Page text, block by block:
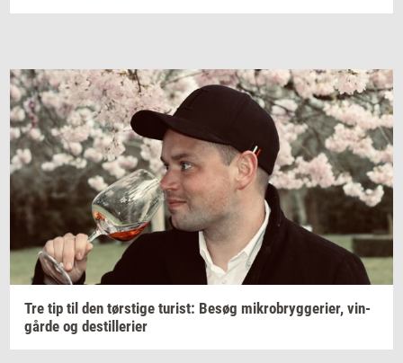
Tre tip til den tørsti­ge turist: Besøg mi­kro­bryg­ge­ri­er, vin­
går­de og destil­le­ri­er